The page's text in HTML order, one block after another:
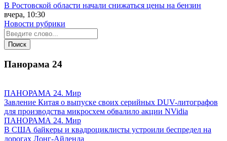
В Ростовской области начали снижаться цены на бензин
вчера, 10:30
Новости рубрики
Панорама 24
ПАНОРАМА 24. Мир
Завление Китая о выпуске своих серийных DUV-литографов
для производства микросхем обвалило акции NVidia
ПАНОРАМА 24. Мир
В США байкеры и квадроциклисты устроили беспредел на
дорогах Лонг-Айленда